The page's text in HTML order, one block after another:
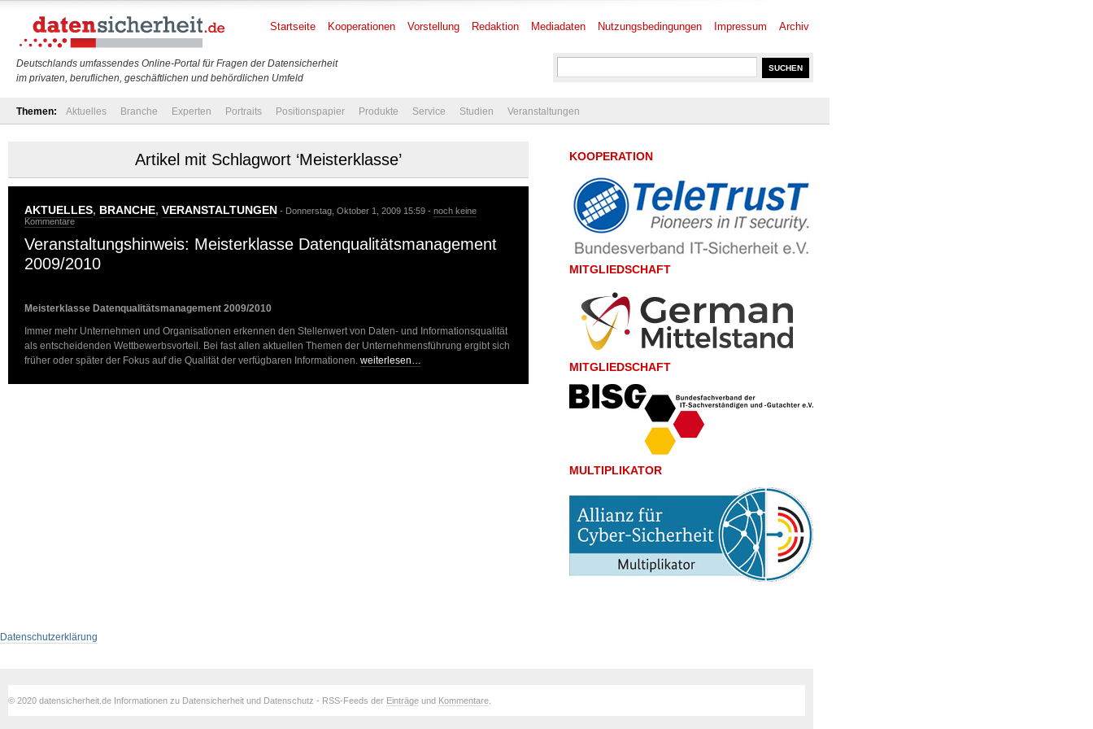
Deutschlands umfassendes Online-Portal für Fragen der Datensicherheit
im privaten, beruflichen, geschäftlichen und behördlichen Umfeld
Startseite Kooperationen Vorstellung Redaktion Mediadaten Nutzungsbedingungen Impressum Archiv
Themen: Aktuelles Branche Experten Portraits Positionspapier Produkte Service Studien Veranstaltungen
Artikel mit Schlagwort ‘Meisterklasse’
AKTUELLES, BRANCHE, VERANSTALTUNGEN - Donnerstag, Oktober 1, 2009 15:59 - noch keine
Kommentare
Veranstaltungshinweis: Meisterklasse Datenqualitätsmanagement
2009/2010
Meisterklasse Datenqualitätsmanagement 2009/2010
Immer mehr Unternehmen und Organisationen erkennen den Stellenwert von Daten- und Informationsqualität
als entscheidenden Wettbewerbsvorteil. Bei fast allen aktuellen Themen der Unternehmensführung ergibt sich
früher oder später der Fokus auf die Qualität der verfügbaren Informationen. weiterlesen…
KOOPERATION
MITGLIEDSCHAFT
MITGLIEDSCHAFT
MULTIPLIKATOR
Datenschutzerklärung
© 2020 datensicherheit.de Informationen zu Datensicherheit und Datenschutz - RSS-Feeds der Einträge und Kommentare